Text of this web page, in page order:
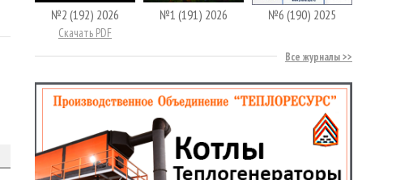
№2 (192) 2026
Скачать PDF
№1 (191) 2026 №6 (190) 2025
Все журналы